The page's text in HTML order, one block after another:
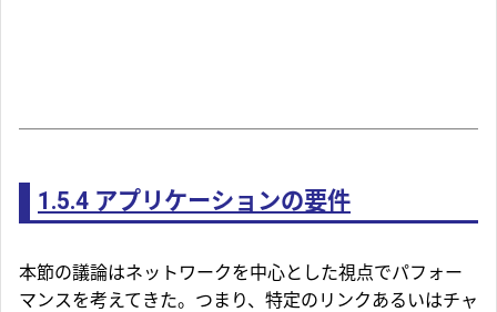
1.5.4 アプリケーションの要件
本節の議論はネットワークを中心とした視点でパフォー
マンスを考えてきた。つまり、特定のリンクあるいはチャ